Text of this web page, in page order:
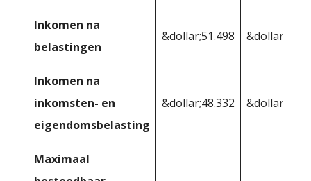
Inkomen na
belastingen
&dollar;51.498
Inkomen na
inkomsten- en
eigendomsbelasting
&dollar;48.332
Maximaal